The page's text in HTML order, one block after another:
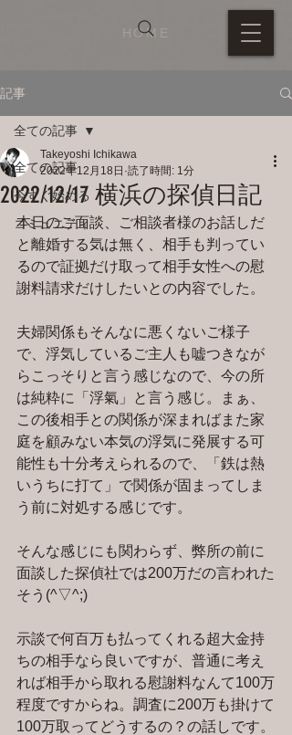
HOME
記事
全ての記事
今すぐ始める
コミュニティ
全ての記事
2022/12/17 横浜の探偵日記
Takeyoshi Ichikawa
2022年12月18日 読了時間: 1分
本日のご面談、ご相談者様のお話しだ
と離婚する気は無く、相手も判ってい
るので証拠だけ取って相手女性への慰
謝料請求だけしたいとの内容でした。
夫婦関係もそんなに悪くないご様子
で、浮気しているご主人も嘘つきなが
らこっそりと言う感じなので、今の所
は純粋に「浮氣」と言う感じ。まぁ、
この後相手との関係が深まればまた家
庭を顧みない本気の浮気に発展する可
能性も十分考えられるので、「鉄は熱
いうちに打て」で関係が固まってしま
う前に対処する感じです。
そんな感じにも関わらず、弊所の前に
面談した探偵社では200万だの言われた
そう(^▽^;)
示談で何百万も払ってくれる超大金持
ちの相手なら良いですが、普通に考え
れば相手から取れる慰謝料なんて100万
程度ですからね。調査に200万も掛けて
100万取ってどうするの？の話しです。